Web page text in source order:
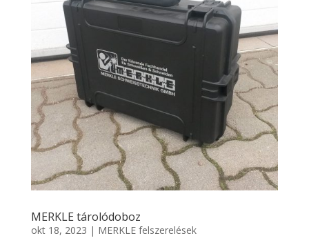
MERKLE tárolódoboz
okt 18, 2023 | MERKLE felszerelések